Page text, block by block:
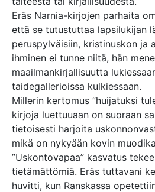
Eräs Narnia-kirjojen parhaita
että se tutustuttaa lapsilukijan
peruspylväisiin, kristinuskon ja
ihminen ei tunne niitä, hän
maailmankirjallisuutta
taidegallerioissa kulkiessaan.
Millerin kertomus ”huijatuksi
kirjoja luettuuaan on suoraan
tietoisesti harjoita
mikä on nykyään kovin
”Uskontovapaa” kasvatus
tietämättömiä. Eräs tuttavani
huvitti, kun Ranskassa